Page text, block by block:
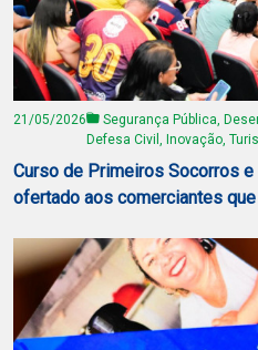
21/05/2026
Segurança Pública,
Defesa Civil, Inovação,
Curso de Primeiros Socorros
ofertado aos comerciantes